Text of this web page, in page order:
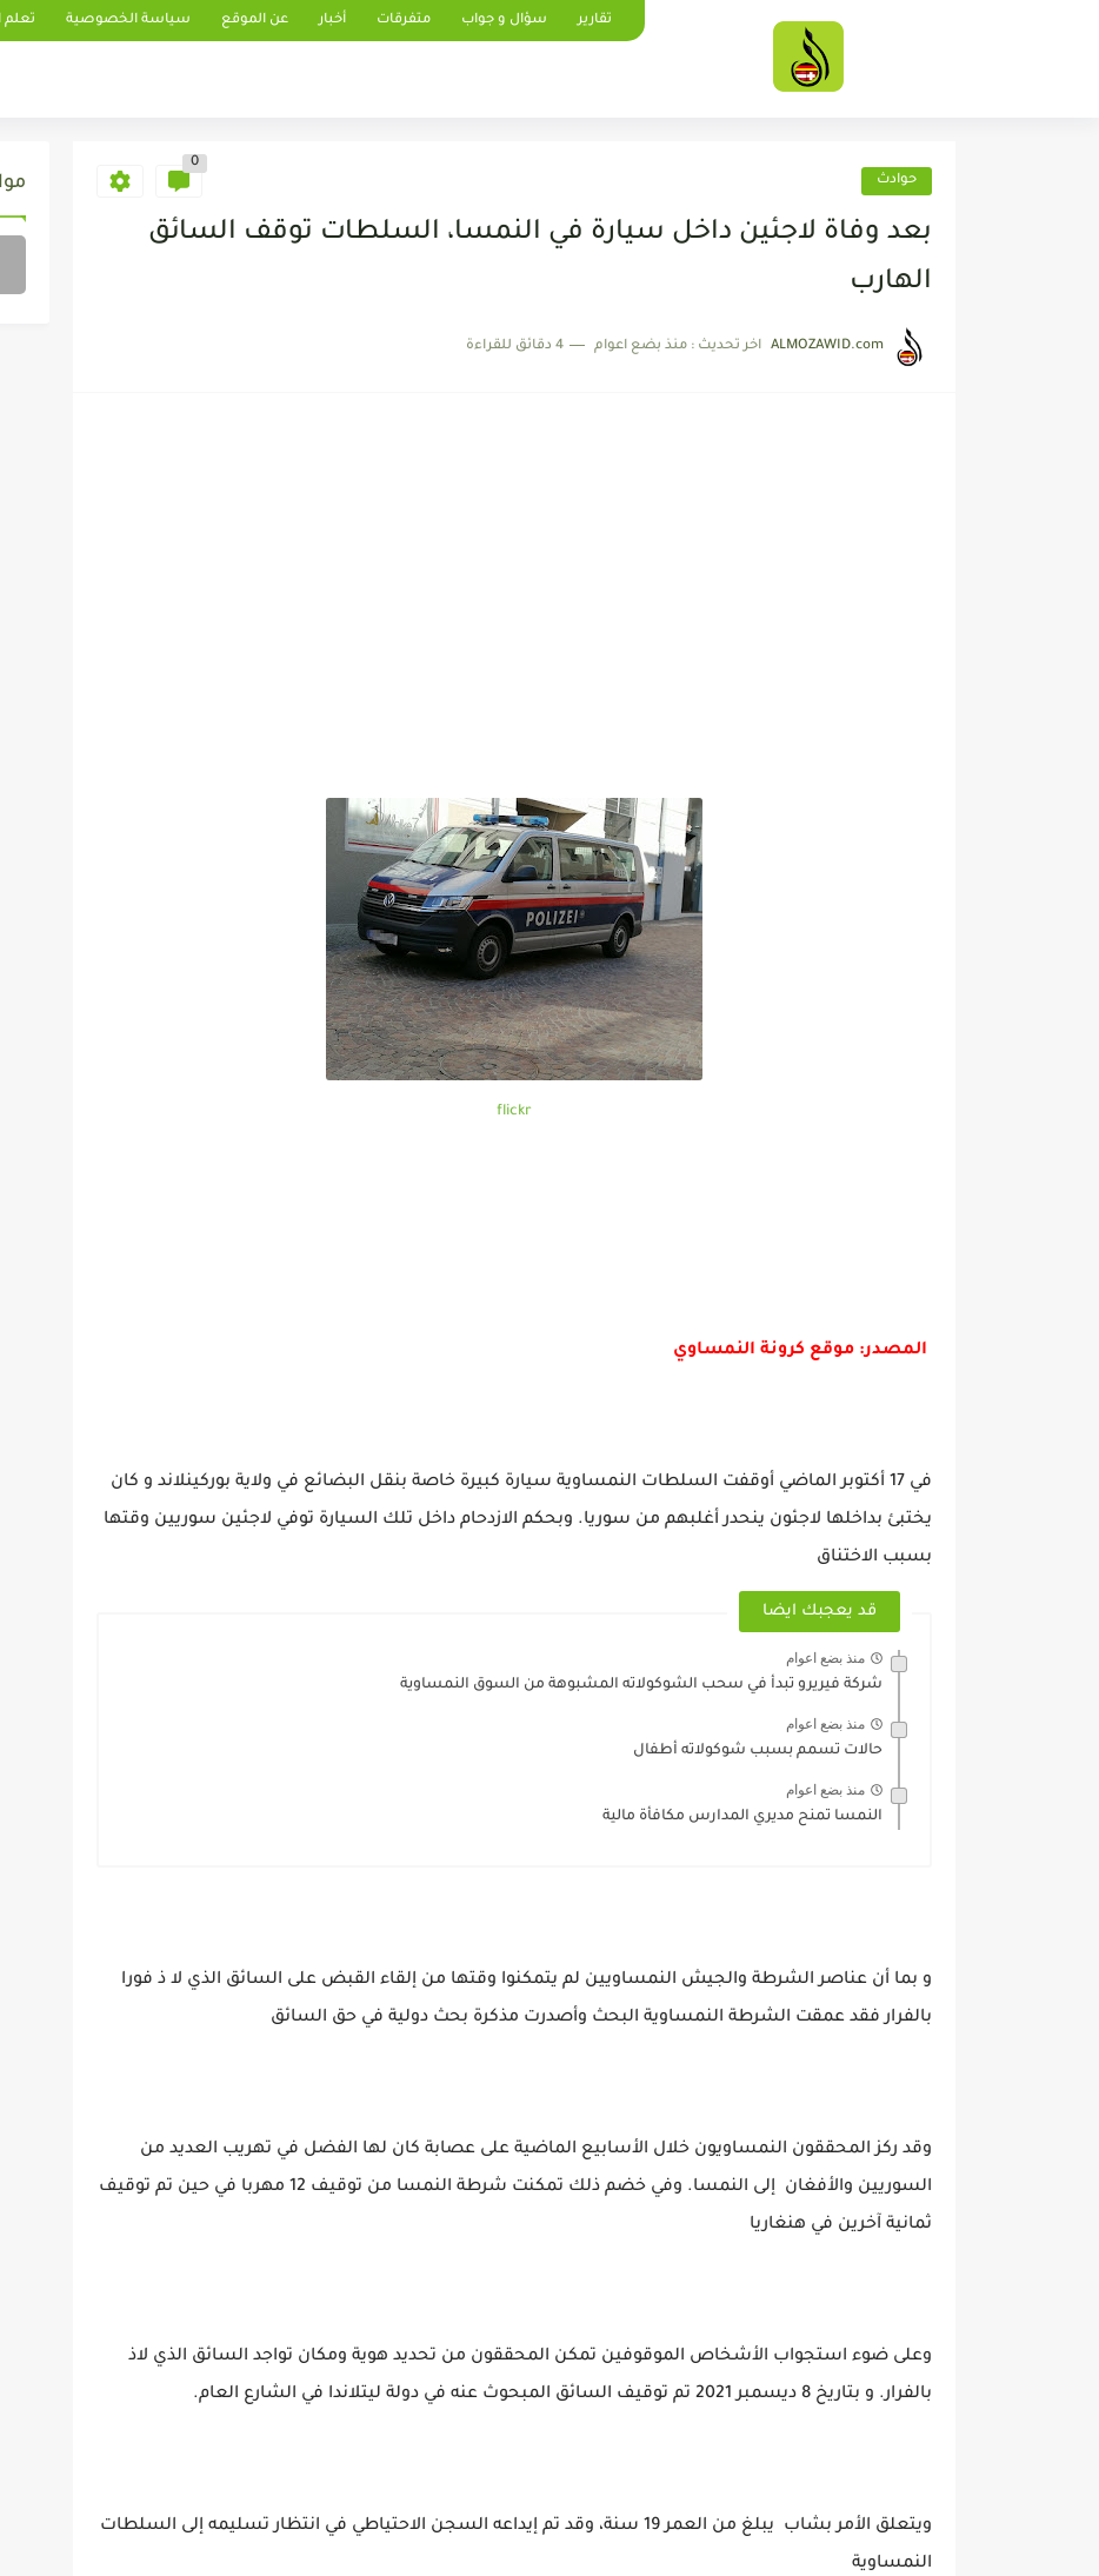
تقارير سؤال و جواب متفرقات أخبار عن الموقع سياسة الخصوصية تعلم
حوادث
0
بعد وفاة لاجئين داخل سيارة في النمسا، السلطات توقف السائق
الهارب
ALMOZAWID.com اخر تحديث : منذ بضع اعوام 4 دقائق للقراءة
flickr
المصدر: موقع كرونة النمساوي
في 17 أكتوبر الماضي أوقفت السلطات النمساوية سيارة كبيرة خاصة بنقل البضائع في ولاية بوركينلاند و كان
يختبئ بداخلها لاجئون ينحدر أغلبهم من سوريا. وبحكم الازدحام داخل تلك السيارة توفي لاجئين سوريين وقتها
بسبب الاختناق
قد يعجبك ايضا
منذ بضع اعوام
شركة فيريرو تبدأ في سحب الشوكولاته المشبوهة من السوق النمساوية
منذ بضع اعوام
حالات تسمم بسبب شوكولاته أطفال
منذ بضع اعوام
النمسا تمنح مديري المدارس مكافأة مالية
و بما أن عناصر الشرطة والجيش النمساويين لم يتمكنوا وقتها من إلقاء القبض على السائق الذي لا ذ فورا
بالفرار فقد عمقت الشرطة النمساوية البحث وأصدرت مذكرة بحث دولية في حق السائق
وقد ركز المحققون النمساويون خلال الأسابيع الماضية على عصابة كان لها الفضل في تهريب العديد من
السوريين والأفغان إلى النمسا. وفي خضم ذلك تمكنت شرطة النمسا من توقيف 12 مهربا في حين تم توقيف
ثمانية آخرين في هنغاريا
وعلى ضوء استجواب الأشخاص الموقوفين تمكن المحققون من تحديد هوية ومكان تواجد السائق الذي لاذ
بالفرار. و بتاريخ 8 ديسمبر 2021 تم توقيف السائق المبحوث عنه في دولة ليتلاندا في الشارع العام.
ويتعلق الأمر بشاب يبلغ من العمر 19 سنة، وقد تم إيداعه السجن الاحتياطي في انتظار تسليمه إلى السلطات
النمساوية